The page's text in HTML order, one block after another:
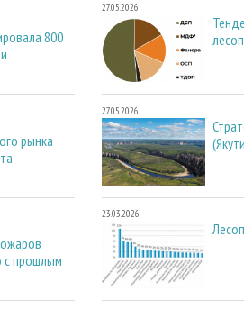
800
рынка
с прошлым
27.05.2026
27.05.2026
23.03.2026